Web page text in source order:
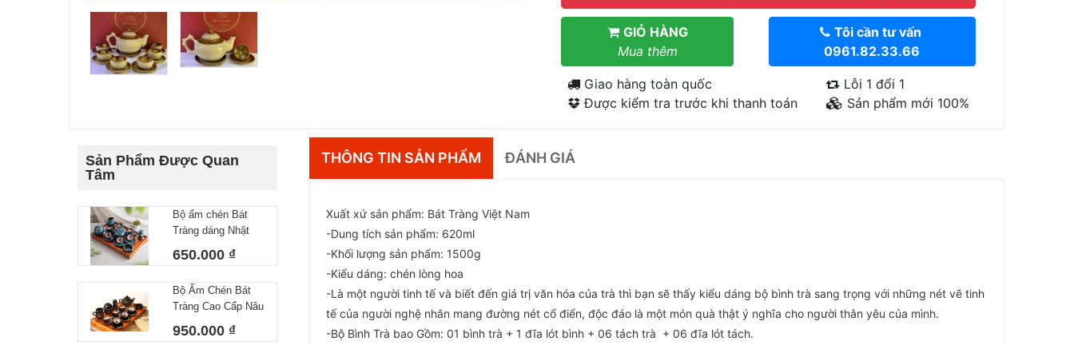
GIỎ HÀNG
Mua thêm
Tôi cần tư vấn
0961.82.33.66
Giao hàng toàn quốc
Được kiểm tra trước khi thanh toán
Lỗi 1 đổi 1
Sản phẩm mới 100%
Sản Phẩm Được Quan
Tâm
Bộ ấm chén Bát
Tràng dáng Nhật
650.000 ₫
Bộ Ấm Chén Bát
Tràng Cao Cấp Nâu
Chóp Vẽ Thuận
950.000 ₫
THÔNG TIN SẢN PHẨM ĐÁNH GIÁ
Xuất xứ sản phẩm: Bát Tràng Việt Nam
-Dung tích sản phẩm: 620ml
-Khối lượng sản phẩm: 1500g
-Kiểu dáng: chén lòng hoa
-Là một người tinh tế và biết đến giá trị văn hóa của trà thì bạn sẽ thấy kiểu dáng bộ bình trà sang trọng với những nét vẽ tinh
tế của người nghệ nhân mang đường nét cổ điển, độc đáo là một món quà thật ý nghĩa cho người thân yêu của mình.
-Bộ Bình Trà bao Gồm: 01 bình trà + 1 đĩa lót bình + 06 tách trà + 06 đĩa lót tách.